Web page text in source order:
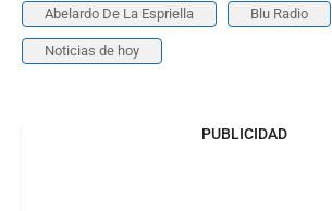
Abelardo De La Espriella Blu Radio
Noticias de hoy
PUBLICIDAD